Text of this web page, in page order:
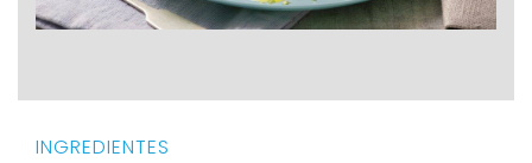
INGREDIENTES